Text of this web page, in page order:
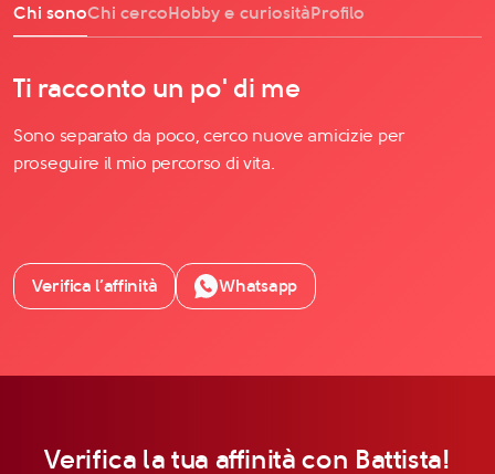
Chi sonoChi cercoHobby e curiositàProfilo
Ti racconto un po' di me
Sono separato da poco, cerco nuove amicizie per
proseguire il mio percorso di vita.
Verifica l’affinità Whatsapp
Verifica la tua affinità con Battista!